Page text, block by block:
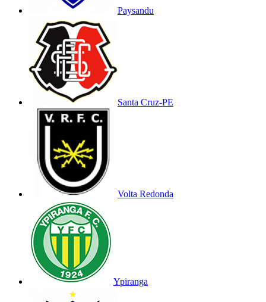
Paysandu
Santa Cruz-PE
Volta Redonda
Ypiranga